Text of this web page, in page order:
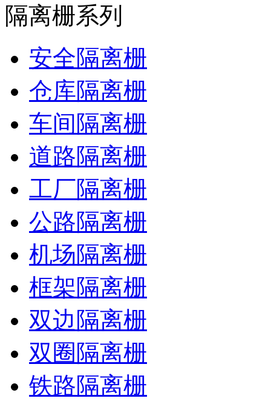
隔离栅系列
安全隔离栅
仓库隔离栅
车间隔离栅
道路隔离栅
工厂隔离栅
公路隔离栅
机场隔离栅
框架隔离栅
双边隔离栅
双圈隔离栅
铁路隔离栅